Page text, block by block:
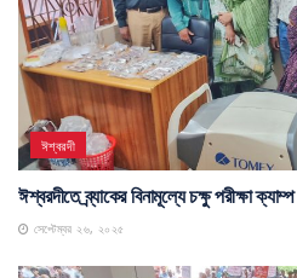
ঈশ্বরদী
ঈশ্বরদীতে ব্র্যাকের বিনামূল্যে চক্ষু পরীক্ষা ক্যাম্প
সেপ্টেম্বর ২৬, ২০২৫